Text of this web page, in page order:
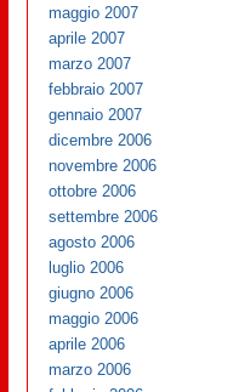
maggio 2007
aprile 2007
marzo 2007
febbraio 2007
gennaio 2007
dicembre 2006
novembre 2006
ottobre 2006
settembre 2006
agosto 2006
luglio 2006
giugno 2006
maggio 2006
aprile 2006
marzo 2006